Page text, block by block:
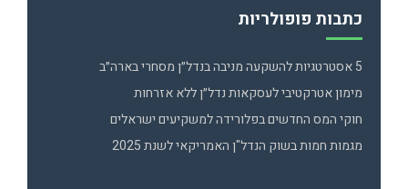
כתבות פופולריות
5 אסטרטגיות להשקעה מניבה בנדל״ן מסחרי בארה״ב
מימון אטרקטיבי לעסקאות נדל״ן ללא אזרחות
חוקי המס החדשים בפלורידה למשקיעים ישראלים
מגמות חמות בשוק הנדל"ן האמריקאי לשנת 2025